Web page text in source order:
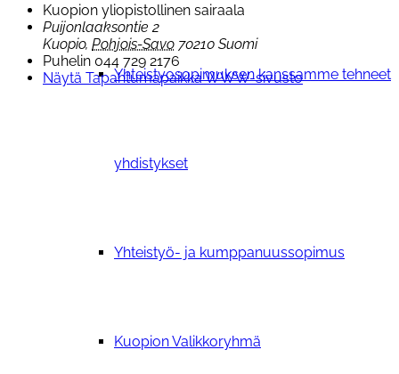
Yhteistyosopimuksen kanssamme tehneet
yhdistykset
Yhteistyö- ja kumppanuussopimus
Kuopion Valikkoryhmä
Kuopion yliopistollinen sairaala
Puijonlaaksontie 2
Kuopio, Pohjois-Savo 70210 Suomi
Puhelin 044 729 2176
Näytä Tapahtumapaikka WWW-sivusto